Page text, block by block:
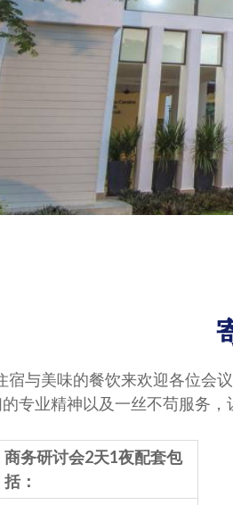
宿与美味的餐饮来欢迎各位
专业精神以及一丝不苟服务，
商务研讨会2天1夜配套包
括：